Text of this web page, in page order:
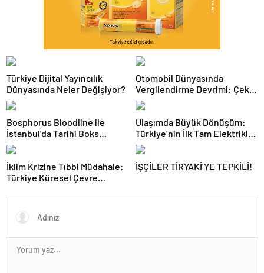
Türkiye Dijital Yayıncılık
Dünyasında Neler Değişiyor?
Otomobil Dünyasında
Vergilendirme Devrimi: Çekiş
Sistemleri ve Yeni Dönem
Bosphorus Bloodline ile
İstanbul’da Tarihi Boks
Gecesi
Ulaşımda Büyük Dönüşüm:
Türkiye’nin İlk Tam Elektrikli
Akaryakıt İstasyonu Deneyimi
İklim Krizine Tıbbi Müdahale:
Türkiye Küresel Çevre
Değiştirdi?
İŞÇİLER TİRYAKİ’YE TEPKİLİ!